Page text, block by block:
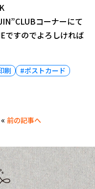
コーナーにて
ですのでよろしければ
刷
#ポストカード
« 前の記事へ